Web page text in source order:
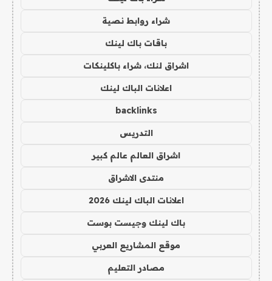
شراء روابط نصية
باقات باك لينك
اشراق لنك، شراء باكلينكات
اعلانات الباك لينك
backlinks
التدريس
اشراق العالم عالم كبير
منتدى الاشراق
اعلانات الباك لينك 2026
باك لينك وجيست بوست
موقع المشاريع العربي
مصادر التعليم